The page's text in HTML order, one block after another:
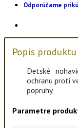
Odporúčame
Popis produktu
Detské
ochranu proti
popruhy.
Parametre